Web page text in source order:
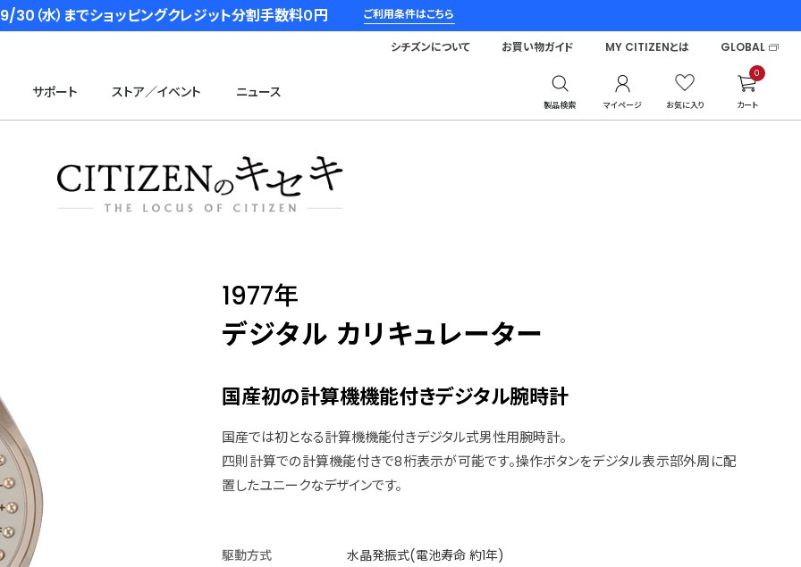
（水）までショッピングクレジット分割手数料０円 ご利用条件はこちら
サポート ストア／イベント ニュース
製品検索 マイページ お気に入り
0
カート
シチズンについて お買い物ガイド MY CITIZENとは GLOBAL
1977年
デジタル カリキュレーター
国産初の計算機機能付きデジタル腕時計
国産では初となる計算機機能付きデジタル式男性用腕時計。
四則計算での計算機能付きで8桁表示が可能です。操作ボタンをデジタル表示部外周に配
置したユニークなデザインです。
駆動方式 水晶発振式(電池寿命 約1年)